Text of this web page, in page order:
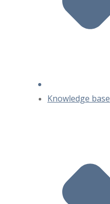
Knowledge base